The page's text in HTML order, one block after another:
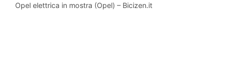
Opel elettrica in mostra (Opel) – Bicizen.it